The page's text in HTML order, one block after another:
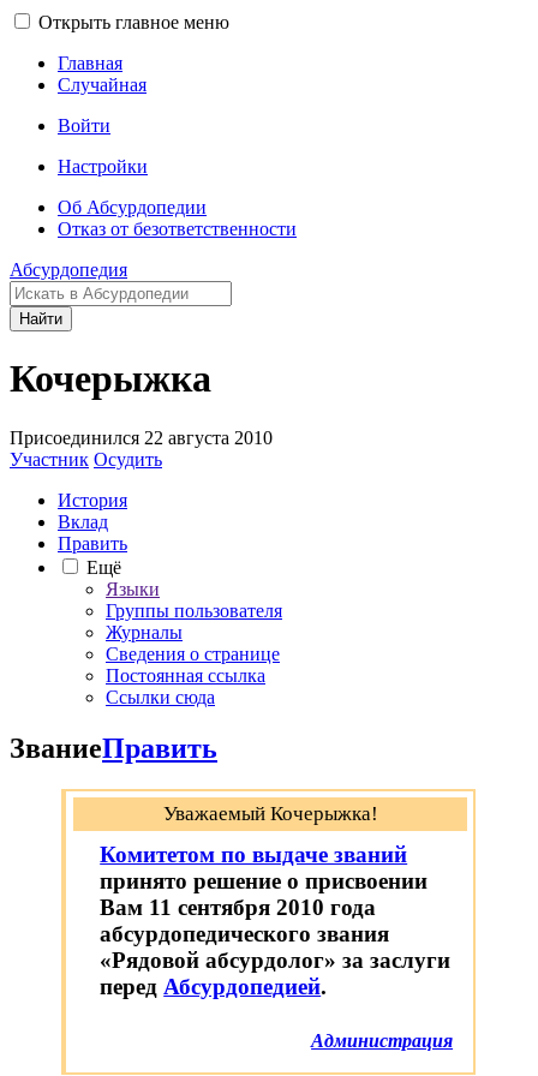
Открыть главное меню
Главная
Случайная
Войти
Настройки
Об Абсурдопедии
Отказ от безответственности
Абсурдопедия
Найти
Кочерыжка
Присоединился 22 августа 2010
Участник Осудить
История
Вклад
Править
Ещё
Языки
Группы пользователя
Журналы
Сведения о странице
Постоянная ссылка
Ссылки сюда
ЗваниеПравить
Уважаемый Кочерыжка!
Комитетом по выдаче званий
принято решение о присвоении
Вам 11 сентября 2010 года
абсурдопедического звания
«Рядовой абсурдолог» за заслуги
перед Абсурдопедией.
Администрация